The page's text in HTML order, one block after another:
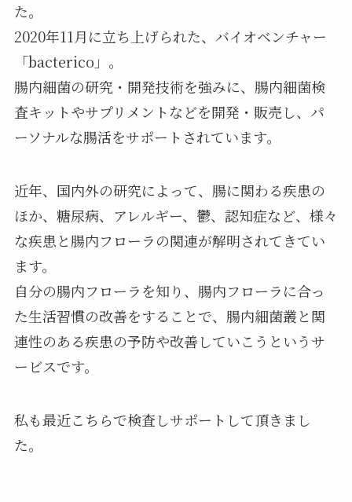
た。
2020年11月に立ち上げられた、バイオベンチャー
「bacterico」。
腸内細菌の研究・開発技術を強みに、腸内細菌検
査キットやサプリメントなどを開発・販売し、パ
ーソナルな腸活をサポートされています。
近年、国内外の研究によって、腸に関わる疾患の
ほか、糖尿病、アレルギー、鬱、認知症など、様々
な疾患と腸内フローラの関連が解明されてきてい
ます。
自分の腸内フローラを知り、腸内フローラに合っ
た生活習慣の改善をすることで、腸内細菌叢と関
連性のある疾患の予防や改善していこうというサ
ービスです。
私も最近こちらで検査しサポートして頂きまし
た。